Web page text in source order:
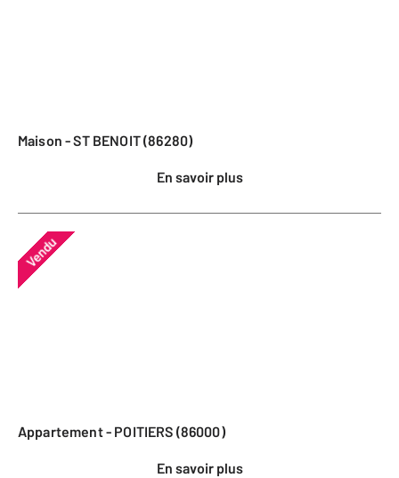
Maison - ST BENOIT (86280)
En savoir plus
Vendu
Appartement - POITIERS (86000)
En savoir plus